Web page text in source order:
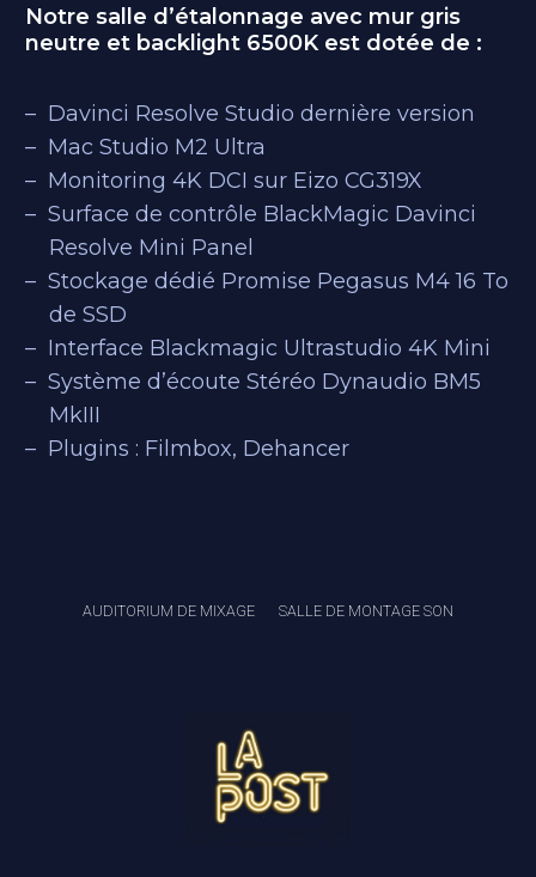
Notre salle d’étalonnage avec mur gris
neutre et backlight 6500K est dotée de :
Davinci Resolve Studio dernière version
Mac Studio M2 Ultra
Monitoring 4K DCI sur Eizo CG319X
Surface de contrôle BlackMagic Davinci
Resolve Mini Panel
Stockage dédié Promise Pegasus M4 16 To
de SSD
Interface Blackmagic Ultrastudio 4K Mini
Système d’écoute Stéréo Dynaudio BM5
MkIII
Plugins : Filmbox, Dehancer
AUDITORIUM DE MIXAGE SALLE DE MONTAGE SON